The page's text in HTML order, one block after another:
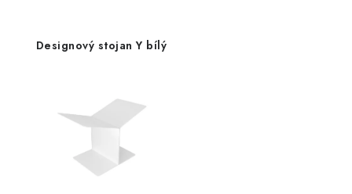
Designový stojan Y bílý